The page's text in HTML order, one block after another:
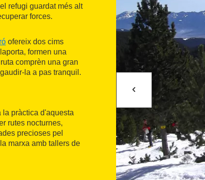
refugi guardat més alt
forces.
ofereix dos cims
formen una
comprèn una gran
la a pas tranquil.
la pràctica d'aquesta
rutes nocturnes,
precioses pel
marxa amb tallers de